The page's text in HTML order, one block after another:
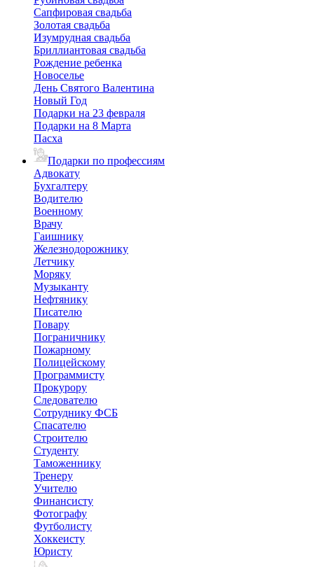
Сапфировая свадьба
Золотая свадьба
Изумрудная свадьба
Бриллиантовая свадьба
Рождение ребенка
Новоселье
День Святого Валентина
Новый Год
Подарки на 23 февраля
Подарки на 8 Марта
Пасха
Подарки по профессиям
Адвокату
Бухгалтеру
Водителю
Военному
Врачу
Гаишнику
Железнодорожнику
Летчику
Моряку
Музыканту
Нефтянику
Писателю
Повару
Пограничнику
Пожарному
Полицейскому
Программисту
Прокурору
Следователю
Сотруднику ФСБ
Спасателю
Строителю
Студенту
Таможеннику
Тренеру
Учителю
Финансисту
Фотографу
Футболисту
Хоккеисту
Юристу